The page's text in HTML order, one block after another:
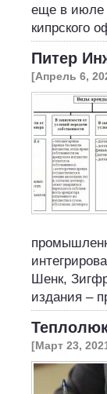
еще в июле
кипрского
Питер
[Апрель 6,
Шенк,
издания –
[Март 23,